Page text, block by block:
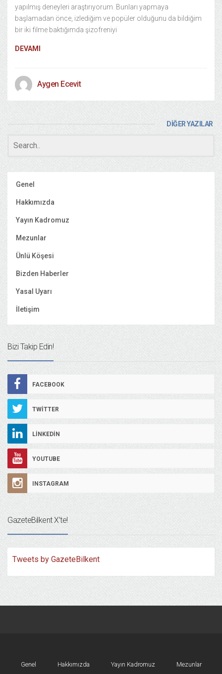
yapılmış deneyleri araştırıyorum. Bunları yapmaya
başlamadan önce, izlediğim ve popüler olduğunu da bildiğim
bir iki filme baktığımda şizofreniyi
DEVAMI
Aygen Ecevit
DİĞER YAZILAR
Genel
Hakkımızda
Yayın Kadromuz
Mezunlar
Ünlü Köşesi
Bizden Haberler
Yasal Uyarı
İletişim
Bizi Takip Edin!
FACEBOOK
TWITTER
LINKEDIN
YOUTUBE
INSTAGRAM
GazeteBilkent X’te!
Tweets by GazeteBilkent
Genel Hakkımızda Yayın Kadromuz Mezunlar